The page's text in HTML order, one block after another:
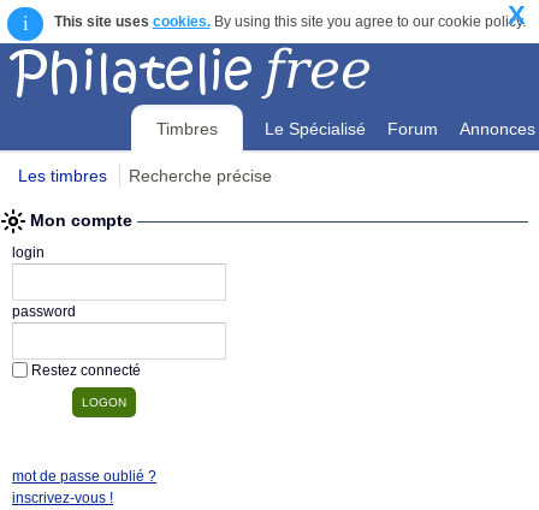
i This site uses cookies.By using this site you agree to our cookie policy.
X
Timbres Le Spécialisé Forum Annonces
Les timbres Recherche précise
Mon compte
login
password
Restez connecté
mot de passe oublié ?
inscrivez-vous !